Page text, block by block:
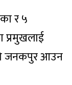
र ५
प्रमुखलाई
जनकपुर आउन